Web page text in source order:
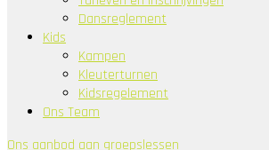
Dansreglement
Kids
Kampen
Kleuterturnen
Kidsregelement
Ons Team
Ons aanbod aan groepslessen